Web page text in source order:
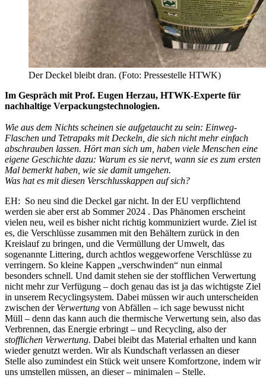
Der Deckel bleibt dran. (Foto: Pressestelle HTWK)
Im Gespräch mit Prof. Eugen Herzau, HTWK-Experte für
nachhaltige Verpackungstechnologien.
Wie aus dem Nichts scheinen sie aufgetaucht zu sein: Einweg-
Flaschen und Tetrapaks mit Deckeln, die sich nicht mehr einfach
abschrauben lassen. Hört man sich um, haben viele Menschen eine
eigene Geschichte dazu: Warum es sie nervt, wann sie es zum ersten
Mal bemerkt haben, wie sie damit umgehen.
Was hat es mit diesen Verschlusskappen auf sich?
EH: So neu sind die Deckel gar nicht. In der EU verpflichtend
werden sie aber erst ab Sommer 2024 . Das Phänomen erscheint
vielen neu, weil es bisher nicht richtig kommuniziert wurde. Ziel ist
es, die Verschlüsse zusammen mit den Behältern zurück in den
Kreislauf zu bringen, und die Vermüllung der Umwelt, das
sogenannte Littering, durch achtlos weggeworfene Verschlüsse zu
verringern. So kleine Kappen „verschwinden“ nun einmal
besonders schnell. Und damit stehen sie der stofflichen Verwertung
nicht mehr zur Verfügung – doch genau das ist ja das wichtigste Ziel
in unserem Recyclingsystem. Dabei müssen wir auch unterscheiden
zwischen der Verwertung von Abfällen – ich sage bewusst nicht
Müll – denn das kann auch die thermische Verwertung sein, also das
Verbrennen, das Energie erbringt – und Recycling, also der
stofflichen Verwertung. Dabei bleibt das Material erhalten und kann
wieder genutzt werden. Wir als Kundschaft verlassen an dieser
Stelle also zumindest ein Stück weit unsere Komfortzone, indem wir
uns umstellen müssen, an dieser – minimalen – Stelle.